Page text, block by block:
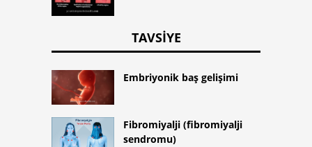
TAVSIYE
Embriyonik baş gelişimi
Fibromiyalji (fibromiyalji
sendromu)